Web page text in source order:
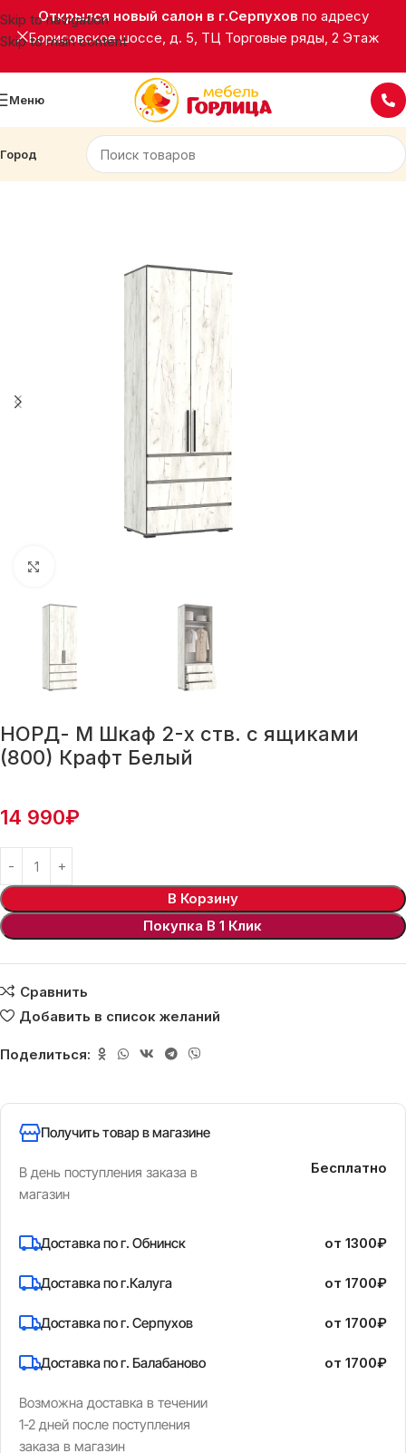
Skip to navigation
Skip to main content
Открылся новый салон в г.Серпухов по адресу
Борисовское шоссе, д. 5, ТЦ Торговые ряды, 2 Этаж
Меню
Город
Корпусная мебель Шкафы распашные
НОРД- М Шкаф 2-х ств. с ящиками
(800) Крафт Белый
14 990₽
В Корзину
Покупка В 1 Клик
Сравнить
Добавить в список желаний
Поделиться:
Получить товар в магазине
В день поступления заказа в
магазин
Бесплатно
Доставка по г. Обнинск
Доставка по г.Калуга
Доставка по г. Серпухов
Доставка по г. Балабаново
Возможна доставка в течении
1-2 дней после поступления
заказа в магазин
от 1300₽
от 1700₽
от 1700₽
от 1700₽